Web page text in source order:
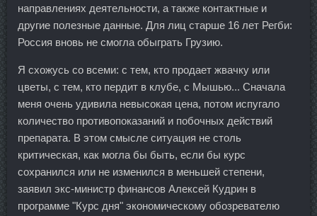
направлениях деятельности, а также контактные и
другие полезные данные. Для лиц старше 16 лет Регби:
Россия вновь не смогла обыграть Грузию.
Я схожусь со всеми: с тем, кто продает жвачку или
цветы, с тем, кто пердит в клубе, с Мышью... Сначала
меня очень удивила невысокая цена, потом испугало
количество противопоказаний и побочных действий
препарата. В этом смысле ситуация не столь
критическая, как могла бы быть, если бы курс
сохранился или не изменился в меньшей степени,
заявил экс-министр финансов Алексей Кудрин в
программе "Курс дня" экономическому обозревателю